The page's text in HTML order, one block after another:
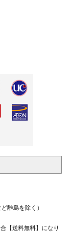
離島を除く）
【送料無料】になり